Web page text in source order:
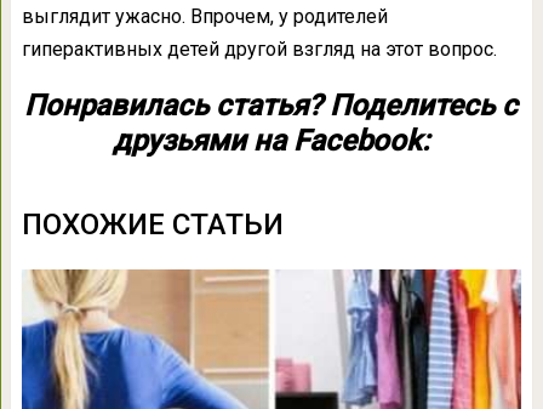
выглядит ужасно. Впрочем, у родителей
гиперактивных детей другой взгляд на этот вопрос.
Понравилась статья? Поделитесь с
друзьями на Facebook:
ПОХОЖИЕ СТАТЬИ